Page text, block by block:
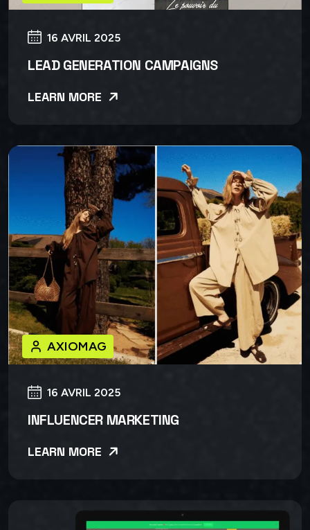
16 AVRIL 2025
LEAD GENERATION CAMPAIGNS
LEARN MORE
16 AVRIL 2025
AXIOMAG
INFLUENCER MARKETING
LEARN MORE